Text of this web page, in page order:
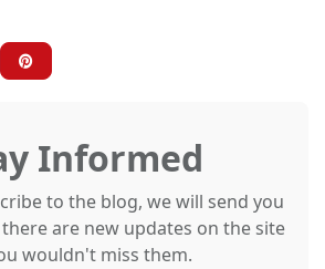
Informed
to the blog, we will send you
are new updates on the site
wouldn't miss them.